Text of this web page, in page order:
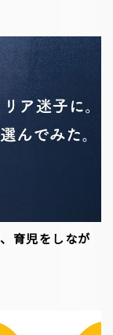
育児をしなが